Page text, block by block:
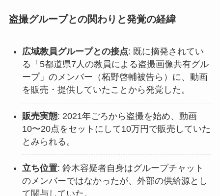
盗撮グループとの関わりと発覚の経緯
広域教員グループとの接点: 既に摘発されてい
る「5都道県7人の教員による盗撮画像共有グル
ープ」のメンバー（柘野啓輔被告ら）に、動画
を販売・提供していたことから発覚した。
販売実態: 2021年ごろから盗撮を始め、動画
10〜20点をセットにして10万円で販売していた
とみられる。
立ち位置: 鈴木容疑者自身はグループチャット
のメンバーではなかったが、外部の供給源とし
て関与していた。